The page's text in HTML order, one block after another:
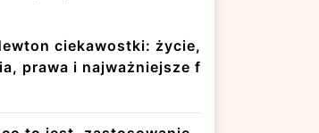
ciekawostki: życie,
prawa i najważniejsze f